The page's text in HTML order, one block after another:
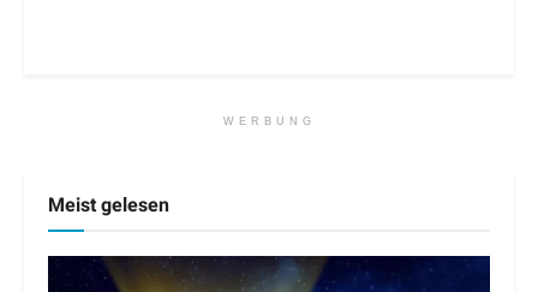
WERBUNG
Meist gelesen